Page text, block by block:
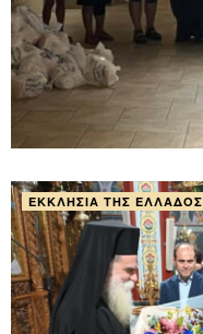
ΕΚΚΛΗΣΊΑ ΤΗΣ ΕΛΛΆΔΟΣ